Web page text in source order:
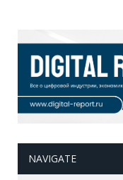
NAVIGATE